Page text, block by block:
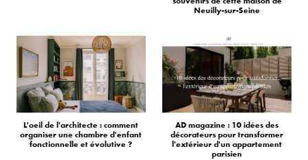
Neuilly-sur-Seine
L'oeil de l'architecte : comment
organiser une chambre d'enfant
fonctionnelle et évolutive ?
AD magazine : 10 idées des
décorateurs pour transformer
l'extérieur d'un appartement
parisien